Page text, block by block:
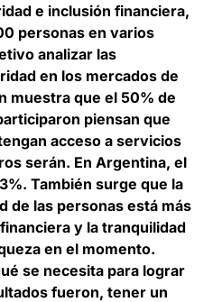
e inclusión financiera,
personas en varios
analizar las
en los mercados de
muestra que el 50% de
piensan que
acceso a servicios
serán. En Argentina, el
. También surge que la
de las personas está más
y la tranquilidad
en el momento.
se necesita para lograr
fueron, tener un